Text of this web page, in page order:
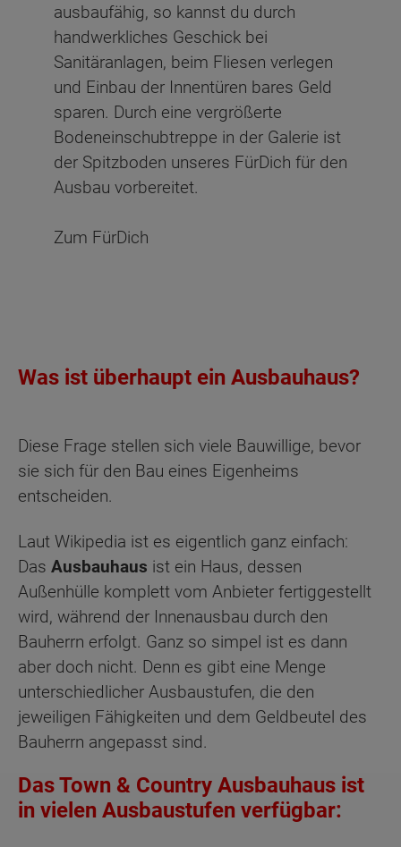
ausbaufähig, so kannst du durch
handwerkliches Geschick bei
Sanitäranlagen, beim Fliesen verlegen
und Einbau der Innentüren bares Geld
sparen. Durch eine vergrößerte
Bodeneinschubtreppe in der Galerie ist
der Spitzboden unseres FürDich für den
Ausbau vorbereitet.
Zum FürDich
Was ist überhaupt ein Ausbauhaus?
Diese Frage stellen sich viele Bauwillige, bevor
sie sich für den Bau eines Eigenheims
entscheiden.
Laut Wikipedia ist es eigentlich ganz einfach:
Das Ausbauhaus ist ein Haus, dessen
Außenhülle komplett vom Anbieter fertiggestellt
wird, während der Innenausbau durch den
Bauherrn erfolgt. Ganz so simpel ist es dann
aber doch nicht. Denn es gibt eine Menge
unterschiedlicher Ausbaustufen, die den
jeweiligen Fähigkeiten und dem Geldbeutel des
Bauherrn angepasst sind.
Das Town & Country Ausbauhaus ist
in vielen Ausbaustufen verfügbar: